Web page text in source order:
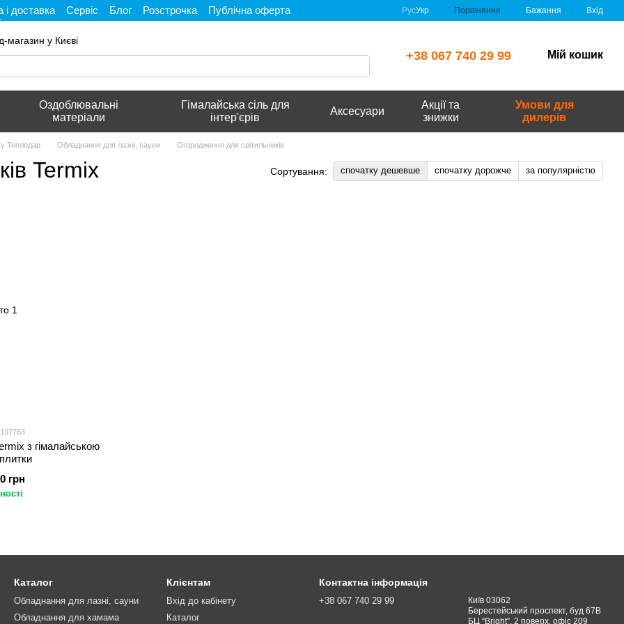
і доставка Сервіс Блог Розстрочка
Публічна оферта
РусУкр Порівняння Бажання Вхід
магазин у Києві
+38 067 740 29 99 Мій кошик
Оздоблювальні
матеріали
Гімалайська сіль для
інтер'єрів
Аксесуари
Акції та
знижки
Умови для
дилерів
Теплодар Обладнання для лазні, сауни Огородження для світильників
Termix Сортування: спочатку дешевше спочатку дорожче за популярністю
з гімалайською
грн
Каталог
Обладнання для лазні, сауни
Обладнання для хамама
Клієнтам
Вхід до кабінету
Каталог
Контактна інформація
+38 067 740 29 99
Київ 03062
Берестейський проспект, буд 67В
БЦ “Bright”, 2 поверх, офіс 209